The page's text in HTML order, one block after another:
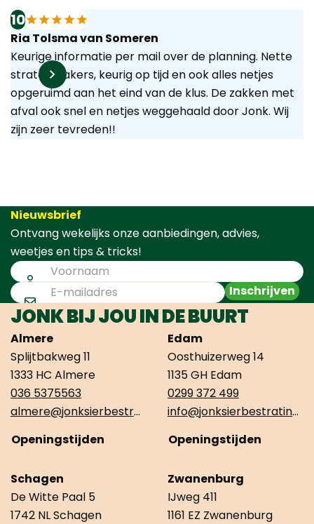
10
Ria Tolsma van Someren
Keurige informatie per mail over de planning. Nette
stratenmakers, keurig op tijd en ook alles netjes
opgeruimd aan het eind van de klus. De zakken met
afval ook snel en netjes weggehaald door Jonk. Wij
zijn zeer tevreden!!
Nieuwsbrief
Ontvang wekelijks onze aanbiedingen, advies,
weetjes en tips & tricks!
Inschrijven
JONK BIJ JOU IN DE BUURT
Almere
Splijtbakweg 11
1333 HC Almere
036 5375563
almere@jonksierbestrating.nl
Openingstijden
Edam
Oosthuizerweg 14
1135 GH Edam
0299 372 499
info@jonksierbestrating.nl
Openingstijden
Schagen
De Witte Paal 5
1742 NL Schagen
Zwanenburg
IJweg 411
1161 EZ Zwanenburg